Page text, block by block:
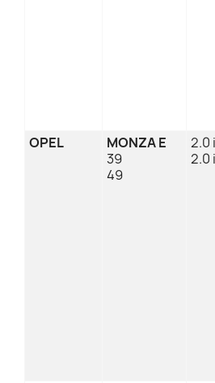
OPEL
MONZA E
39
49
2.0 i
2.0